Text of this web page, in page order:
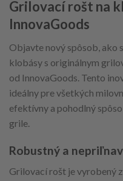
Grilovací rošt na
InnovaGoods
Objavte nový spôsob, ako
klobásy s originálnym
od InnovaGoods. Tento
ideálny pre všetkých
efektívny a pohodlný
grile.
Robustný a
Grilovací rošt je vyrobený